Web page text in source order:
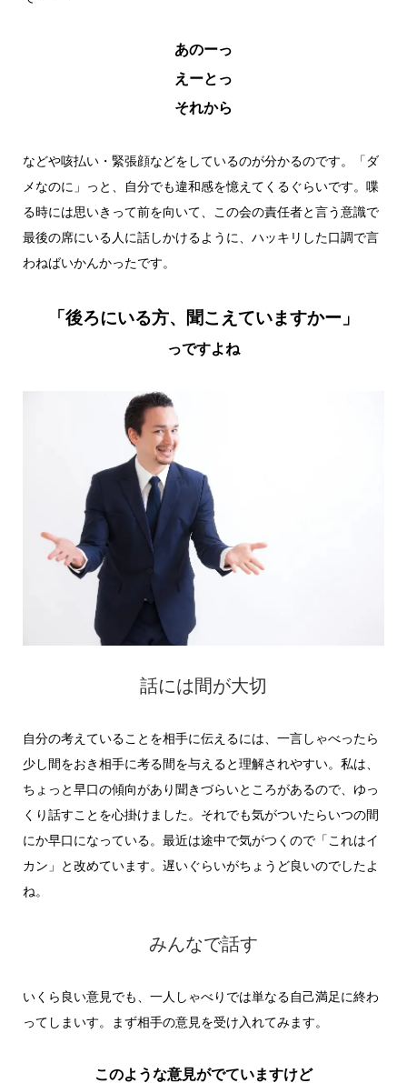
あのーっ
えーとっ
それから
などや咳払い・緊張顔などをしているのが分かるのです。「ダ
メなのに」っと、自分でも違和感を憶えてくるぐらいです。喋
る時には思いきって前を向いて、この会の責任者と言う意識で
最後の席にいる人に話しかけるように、ハッキリした口調で言
わねばいかんかったです。
「後ろにいる方、聞こえていますかー」
っですよね
話には間が大切
自分の考えていることを相手に伝えるには、一言しゃべったら
少し間をおき相手に考る間を与えると理解されやすい。私は、
ちょっと早口の傾向があり聞きづらいところがあるので、ゆっ
くり話すことを心掛けました。それでも気がついたらいつの間
にか早口になっている。最近は途中で気がつくので「これはイ
カン」と改めています。遅いぐらいがちょうど良いのでしたよ
ね。
みんなで話す
いくら良い意見でも、一人しゃべりでは単なる自己満足に終わ
ってしまいす。まず相手の意見を受け入れてみます。
このような意見がでていますけど